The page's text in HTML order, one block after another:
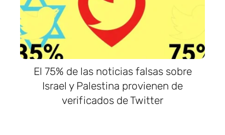
El 75% de las noticias falsas sobre
Israel y Palestina provienen de
verificados de Twitter